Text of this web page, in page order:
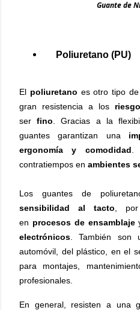
Guante de
Poliuretano (PU)
El poliuretano es otro tipo de
gran resistencia a los
serfino . Gracias a la
guantes garantizan una
ergonomía y comodidad
contratiempos en ambientes
Los guantes de
sensibilidad al tacto ,
en procesos de ensamblaje
electrónicos . También son
automóvil, del plástico, en el
para montajes,
profesionales.
En general, resisten a una